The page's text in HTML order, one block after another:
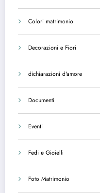
Colori matrimonio
Decorazioni e Fiori
dichiarazioni d'amore
Documenti
Eventi
Fedi e Gioielli
Foto Matrimonio